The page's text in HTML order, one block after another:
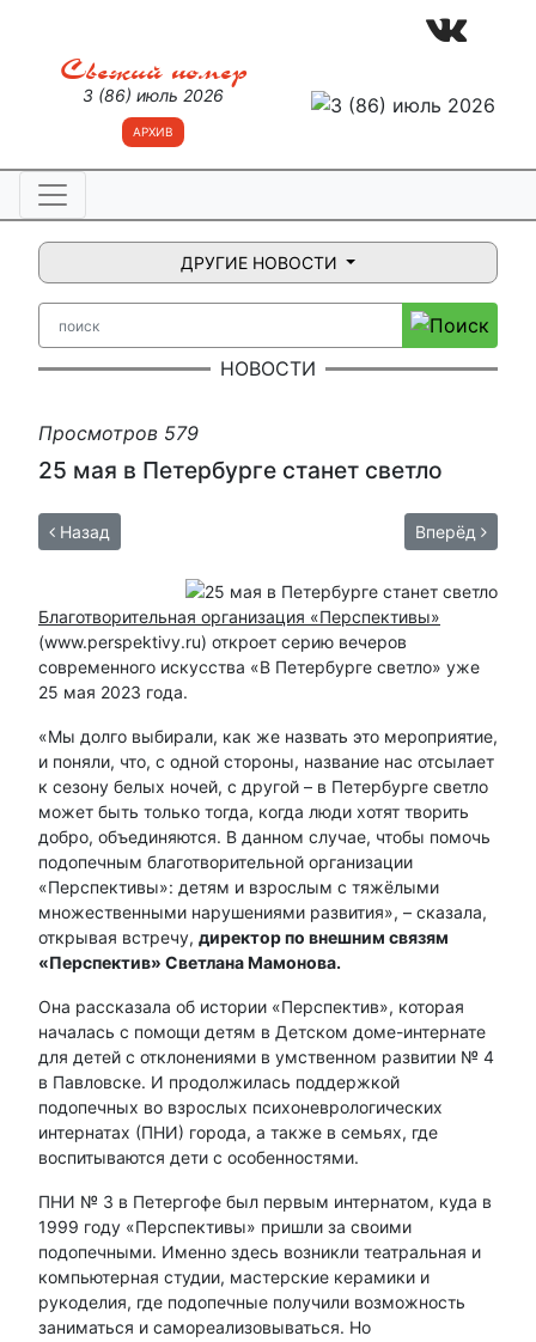
Свежий номер
3 (86) июль 2026
АРХИВ
ДРУГИЕ НОВОСТИ
НОВОСТИ
Просмотров 579
25 мая в Петербурге станет светло
Назад Вперёд
Благотворительная организация «Перспективы»
(www.perspektivy.ru) откроет серию вечеров
современного искусства «В Петербурге светло» уже
25 мая 2023 года.
«Мы долго выбирали, как же назвать это мероприятие,
и поняли, что, с одной стороны, название нас отсылает
к сезону белых ночей, с другой – в Петербурге светло
может быть только тогда, когда люди хотят творить
добро, объединяются. В данном случае, чтобы помочь
подопечным благотворительной организации
«Перспективы»: детям и взрослым с тяжёлыми
множественными нарушениями развития», – сказала,
открывая встречу, директор по внешним связям
«Перспектив» Светлана Мамонова.
Она рассказала об истории «Перспектив», которая
началась с помощи детям в Детском доме-интернате
для детей с отклонениями в умственном развитии № 4
в Павловске. И продолжилась поддержкой
подопечных во взрослых психоневрологических
интернатах (ПНИ) города, а также в семьях, где
воспитываются дети с особенностями.
ПНИ № 3 в Петергофе был первым интернатом, куда в
1999 году «Перспективы» пришли за своими
подопечными. Именно здесь возникли театральная и
компьютерная студии, мастерские керамики и
рукоделия, где подопечные получили возможность
заниматься и самореализовываться. Но